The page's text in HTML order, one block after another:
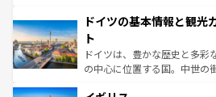
せる。地方によって風土や気
ンテンツ一覧 を参照してほし
で、幅広い魅力が詰まってい
聖堂、美しいビーチ、そして
から魅了する。また、フラン
れ、フランス料理はユネスコ
香り高いラベンダー畑など、
ドイツの基本情報と観光
ト
ドイツは、豊かな歴史と多彩
の中心に位置する国。中世の